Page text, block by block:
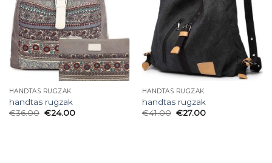
HANDTAS RUGZAK
handtas rugzak
€36.00 €24.00
HANDTAS RUGZAK
handtas rugzak
€41.00 €27.00